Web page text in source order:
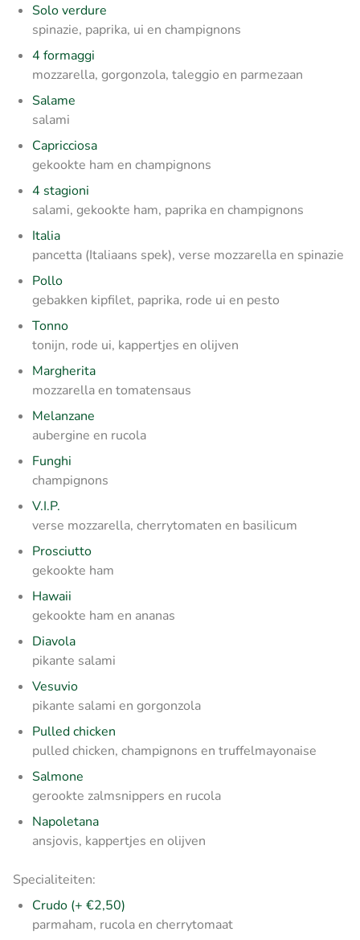
Solo verdure
spinazie, paprika, ui en champignons
4 formaggi
mozzarella, gorgonzola, taleggio en parmezaan
Salame
salami
Capricciosa
gekookte ham en champignons
4 stagioni
salami, gekookte ham, paprika en champignons
Italia
pancetta (Italiaans spek), verse mozzarella en spinazie
Pollo
gebakken kipfilet, paprika, rode ui en pesto
Tonno
tonijn, rode ui, kappertjes en olijven
Margherita
mozzarella en tomatensaus
Melanzane
aubergine en rucola
Funghi
champignons
V.I.P.
verse mozzarella, cherrytomaten en basilicum
Prosciutto
gekookte ham
Hawaii
gekookte ham en ananas
Diavola
pikante salami
Vesuvio
pikante salami en gorgonzola
Pulled chicken
pulled chicken, champignons en truffelmayonaise
Salmone
gerookte zalmsnippers en rucola
Napoletana
ansjovis, kappertjes en olijven
Specialiteiten:
Crudo (+ €2,50)
parmaham, rucola en cherrytomaat